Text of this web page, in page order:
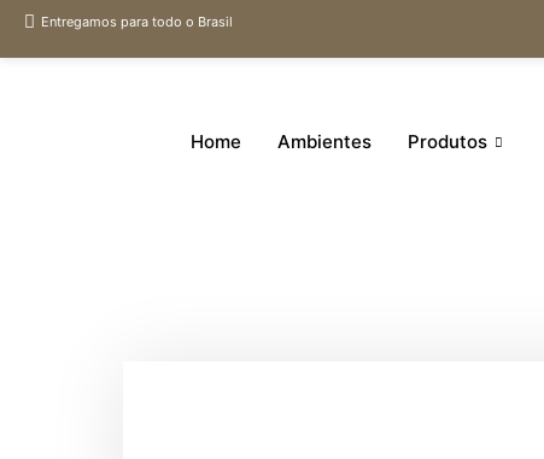
Entregamos para todo o Brasil
Home Ambientes Produtos